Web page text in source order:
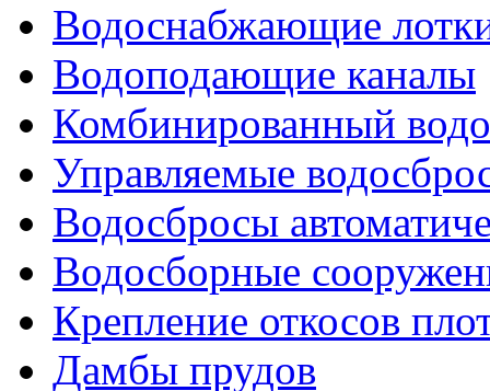
Водоснабжающие
Водоподающие каналы
Комбинированный
Управляемые
Водосбросы
Водосборные
Крепление откосов
Дамбы прудов